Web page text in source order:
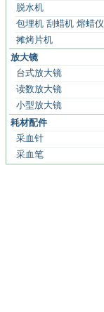
脱水机
包埋机 刮蜡机 熔蜡仪
摊烤片机
放大镜
台式放大镜
读数放大镜
小型放大镜
耗材配件
采血针
采血笔